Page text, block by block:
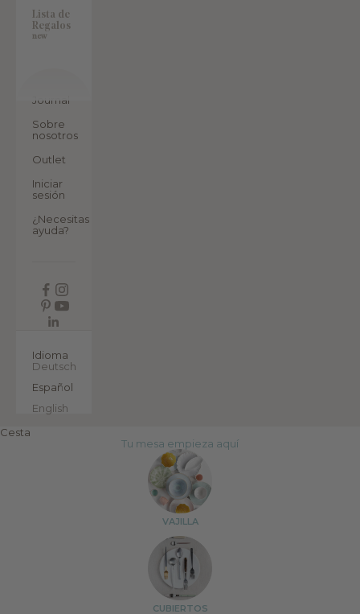
Lista de
Regalos
new
Journal
Sobre
nosotros
Outlet
Iniciar
sesión
¿Necesitas
ayuda?
Idioma
Deutsch
Español
English
Cesta
Tu mesa empieza aquí
VAJILLA
CUBIERTOS